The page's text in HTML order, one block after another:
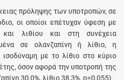
πρόληψης των υποτροπών, σε
οι οποίοι επέτυχαν ύφεση με
και λιθίου και στη συνέχεια
σε ολανζαπίνη ή λίθιο, η
ισοδύναμη με το λίθιο στο κύριο
όσον αφορά την υποτροπή της
30,0%, λίθιο 38,3%, p=0,055).